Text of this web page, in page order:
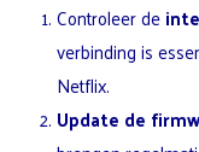
Controleer de
verbinding is
Netflix.
Update de